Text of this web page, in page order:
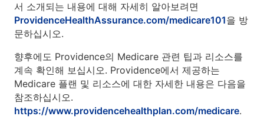
서 소개되는 내용에 대해 자세히 알아보려면
ProvidenceHealthAssurance.com/medicare101을 방
문하십시오.
향후에도 Providence의 Medicare 관련 팁과 리소스를
계속 확인해 보십시오. Providence에서 제공하는
Medicare 플랜 및 리소스에 대한 자세한 내용은 다음을
참조하십시오.
https://www.providencehealthplan.com/medicare.